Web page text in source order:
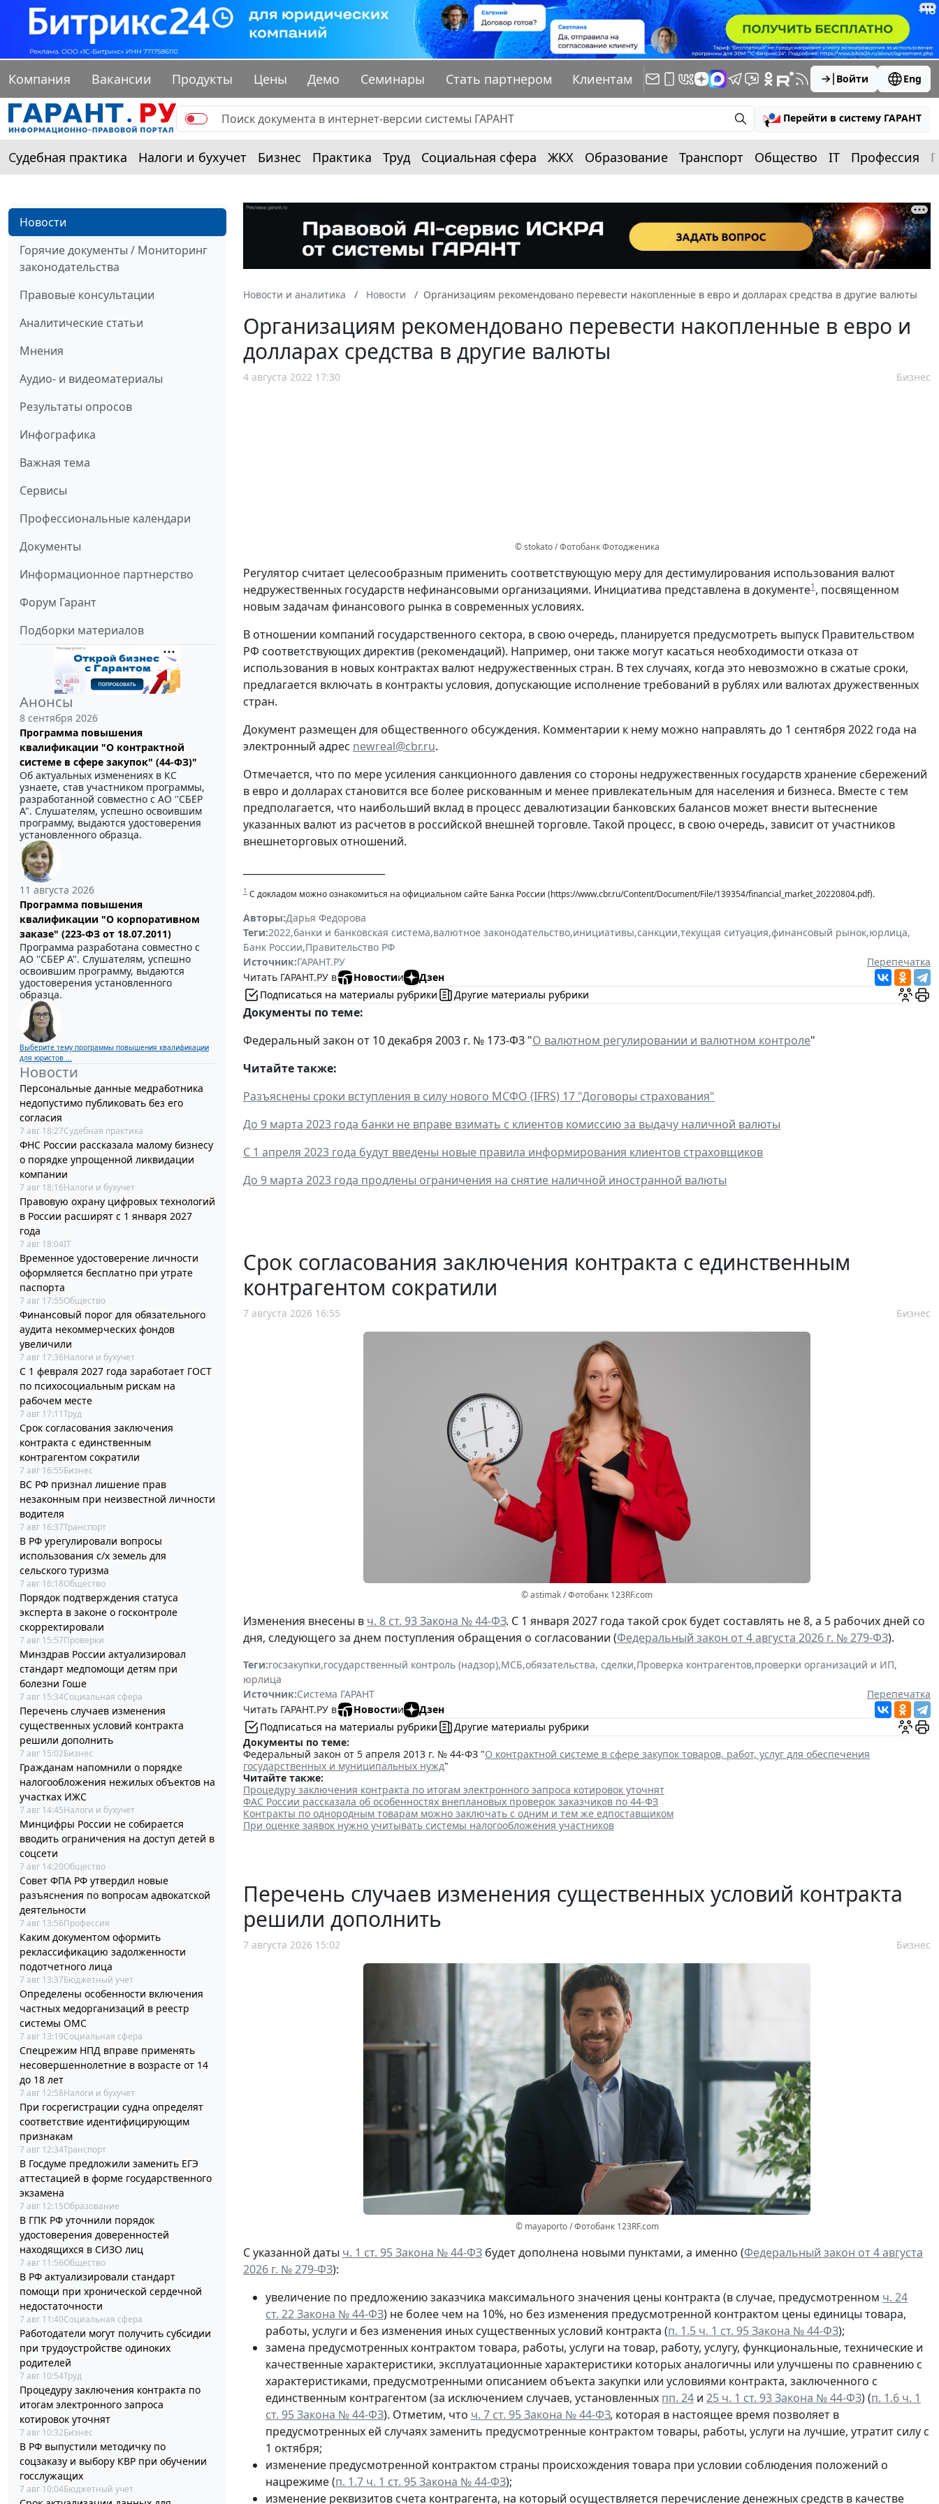
Компания Вакансии Продукты Цены Демо Семинары Стать партнером Клиентам Войти Eng
Перейти в систему ГАРАНТ
Судебная практика Налоги и бухучет Бизнес Практика Труд Социальная сфера ЖКХ Образование Транспорт Общество IT Профессия
Новости
Горячие документы / Мониторинг
законодательства
Правовые консультации
Аналитические статьи
Мнения
Аудио- и видеоматериалы
Результаты опросов
Инфографика
Важная тема
Сервисы
Профессиональные календари
Документы
Информационное партнерство
Форум Гарант
Подборки материалов
Анонсы
8 сентября 2026
Программа повышения
квалификации "О контрактной
системе в сфере закупок" (44-ФЗ)"
Об актуальных изменениях в КС
узнаете, став участником программы,
разработанной совместно с АО ''СБЕР
А". Слушателям, успешно освоившим
программу, выдаются удостоверения
установленного образца.
11 августа 2026
Программа повышения
квалификации "О корпоративном
заказе" (223-ФЗ от 18.07.2011)
Программа разработана совместно с
АО ''СБЕР А". Слушателям, успешно
освоившим программу, выдаются
удостоверения установленного
образца.
Выберите тему программы повышения квалификации
для юристов ...
Новости
Персональные данные медработника
недопустимо публиковать без его
согласия
7 авг 18:27Судебная практика
ФНС России рассказала малому бизнесу
о порядке упрощенной ликвидации
компании
7 авг 18:16Налоги и бухучет
Правовую охрану цифровых технологий
в России расширят с 1 января 2027
года
7 авг 18:04IT
Временное удостоверение личности
оформляется бесплатно при утрате
паспорта
7 авг 17:55Общество
Финансовый порог для обязательного
аудита некоммерческих фондов
увеличили
7 авг 17:36Налоги и бухучет
С 1 февраля 2027 года заработает ГОСТ
по психосоциальным рискам на
рабочем месте
7 авг 17:11Труд
Срок согласования заключения
контракта с единственным
контрагентом сократили
7 авг 16:55Бизнес
ВС РФ признал лишение прав
незаконным при неизвестной личности
водителя
7 авг 16:37Транспорт
В РФ урегулировали вопросы
использования с/х земель для
сельского туризма
7 авг 16:18Общество
Порядок подтверждения статуса
эксперта в законе о госконтроле
скорректировали
7 авг 15:57Проверки
Минздрав России актуализировал
стандарт медпомощи детям при
болезни Гоше
7 авг 15:34Социальная сфера
Перечень случаев изменения
существенных условий контракта
решили дополнить
7 авг 15:02Бизнес
Гражданам напомнили о порядке
налогообложения нежилых объектов на
участках ИЖС
7 авг 14:45Налоги и бухучет
Минцифры России не собирается
вводить ограничения на доступ детей в
соцсети
7 авг 14:20Общество
Совет ФПА РФ утвердил новые
разъяснения по вопросам адвокатской
деятельности
7 авг 13:56Профессия
Каким документом оформить
реклассификацию задолженности
подотчетного лица
7 авг 13:37Бюджетный учет
Определены особенности включения
частных медорганизаций в реестр
системы ОМС
7 авг 13:19Социальная сфера
Спецрежим НПД вправе применять
несовершеннолетние в возрасте от 14
до 18 лет
7 авг 12:58Налоги и бухучет
При госрегистрации судна определят
соответствие идентифицирующим
признакам
7 авг 12:34Транспорт
В Госдуме предложили заменить ЕГЭ
аттестацией в форме государственного
экзамена
7 авг 12:15Образование
В ГПК РФ уточнили порядок
удостоверения доверенностей
находящихся в СИЗО лиц
7 авг 11:56Общество
В РФ актуализировали стандарт
помощи при хронической сердечной
недостаточности
7 авг 11:40Социальная сфера
Работодатели могут получить субсидии
при трудоустройстве одиноких
родителей
7 авг 10:54Труд
Процедуру заключения контракта по
итогам электронного запроса
котировок уточнят
7 авг 10:32Бизнес
В РФ выпустили методичку по
соцзаказу и выбору КВР при обучении
госслужащих
7 авг 10:04Бюджетный учет
Новости и аналитика Новости Организациям рекомендовано перевести накопленные в евро и долларах средства в другие валюты
Организациям рекомендовано перевести накопленные в евро и
долларах средства в другие валюты
4 августа 2022 17:30 Бизнес
© stokato / Фотобанк Фотодженика
Регулятор считает целесообразным применить соответствующую меру для дестимулирования использования валют
недружественных государств нефинансовыми организациями. Инициатива представлена в документе1, посвященном
новым задачам финансового рынка в современных условиях.
В отношении компаний государственного сектора, в свою очередь, планируется предусмотреть выпуск Правительством
РФ соответствующих директив (рекомендаций). Например, они также могут касаться необходимости отказа от
использования в новых контрактах валют недружественных стран. В тех случаях, когда это невозможно в сжатые сроки,
предлагается включать в контракты условия, допускающие исполнение требований в рублях или валютах дружественных
стран.
Документ размещен для общественного обсуждения. Комментарии к нему можно направлять до 1 сентября 2022 года на
электронный адрес newreal@cbr.ru.
Отмечается, что по мере усиления санкционного давления со стороны недружественных государств хранение сбережений
в евро и долларах становится все более рискованным и менее привлекательным для населения и бизнеса. Вместе с тем
предполагается, что наибольший вклад в процесс девалютизации банковских балансов может внести вытеснение
указанных валют из расчетов в российской внешней торговле. Такой процесс, в свою очередь, зависит от участников
внешнеторговых отношений.
1 С докладом можно ознакомиться на официальном сайте Банка России (https://www.cbr.ru/Content/Document/File/139354/financial_market_20220804.pdf).
Авторы:Дарья Федорова
Теги:2022,банки и банковская система,валютное законодательство,инициативы,санкции,текущая ситуация,финансовый рынок,юрлица,
Банк России,Правительство РФ
Источник:ГАРАНТ.РУ
Перепечатка
Читать ГАРАНТ.РУ в
Новостии
Дзен
Подписаться на материалы рубрики
Другие материалы рубрики
Документы по теме:
Федеральный закон от 10 декабря 2003 г. № 173-ФЗ "О валютном регулировании и валютном контроле"
Читайте также:
Разъяснены сроки вступления в силу нового МСФО (IFRS) 17 "Договоры страхования"
До 9 марта 2023 года банки не вправе взимать с клиентов комиссию за выдачу наличной валюты
С 1 апреля 2023 года будут введены новые правила информирования клиентов страховщиков
До 9 марта 2023 года продлены ограничения на снятие наличной иностранной валюты
Срок согласования заключения контракта с единственным
контрагентом сократили
7 августа 2026 16:55 Бизнес
© astimak / Фотобанк 123RF.com
Изменения внесены в ч. 8 ст. 93 Закона № 44-ФЗ. С 1 января 2027 года такой срок будет составлять не 8, а 5 рабочих дней со
дня, следующего за днем поступления обращения о согласовании (Федеральный закон от 4 августа 2026 г. № 279-ФЗ).
Теги:госзакупки,государственный контроль (надзор),МСБ,обязательства, сделки,Проверка контрагентов,проверки организаций и ИП,
юрлица
Источник:Система ГАРАНТ
Перепечатка
Читать ГАРАНТ.РУ в
Новостии
Дзен
Подписаться на материалы рубрики
Другие материалы рубрики
Документы по теме:
Федеральный закон от 5 апреля 2013 г. № 44-ФЗ "О контрактной системе в сфере закупок товаров, работ, услуг для обеспечения
государственных и муниципальных нужд"
Читайте также:
Процедуру заключения контракта по итогам электронного запроса котировок уточнят
ФАС России рассказала об особенностях внеплановых проверок заказчиков по 44-ФЗ
Контракты по однородным товарам можно заключать с одним и тем же едпоставщиком
При оценке заявок нужно учитывать системы налогообложения участников
Перечень случаев изменения существенных условий контракта
решили дополнить
7 августа 2026 15:02 Бизнес
© mayaporto / Фотобанк 123RF.com
С указанной даты ч. 1 ст. 95 Закона № 44-ФЗ будет дополнена новыми пунктами, а именно (Федеральный закон от 4 августа
2026 г. № 279-ФЗ):
увеличение по предложению заказчика максимального значения цены контракта (в случае, предусмотренном ч. 24
ст. 22 Закона № 44-ФЗ) не более чем на 10%, но без изменения предусмотренной контрактом цены единицы товара,
работы, услуги и без изменения иных существенных условий контракта (п. 1.5 ч. 1 ст. 95 Закона № 44-ФЗ);
замена предусмотренных контрактом товара, работы, услуги на товар, работу, услугу, функциональные, технические и
качественные характеристики, эксплуатационные характеристики которых аналогичны или улучшены по сравнению с
характеристиками, предусмотренными описанием объекта закупки или условиями контракта, заключенного с
единственным контрагентом (за исключением случаев, установленных пп. 24 и 25 ч. 1 ст. 93 Закона № 44-ФЗ) (п. 1.6 ч. 1
ст. 95 Закона № 44-ФЗ). Отметим, что ч. 7 ст. 95 Закона № 44-ФЗ, которая в настоящее время позволяет в
предусмотренных ей случаях заменить предусмотренные контрактом товары, работы, услуги на лучшие, утратит силу с
1 октября;
изменение предусмотренной контрактом страны происхождения товара при условии соблюдения положений о
нацрежиме (п. 1.7 ч. 1 ст. 95 Закона № 44-ФЗ);
изменение реквизитов счета контрагента, на который осуществляется перечисление денежных средств в качестве